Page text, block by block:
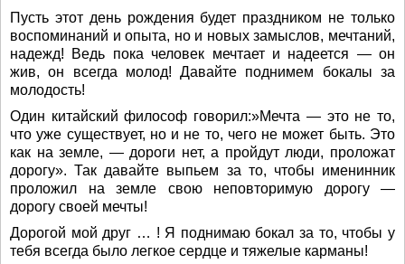
Пусть этот день рождения будет праздником не только
воспоминаний и опыта, но и новых замыслов, мечтаний,
надежд! Ведь пока человек мечтает и надеется — он
жив, он всегда молод! Давайте поднимем бокалы за
молодость!
Один китайский философ говорил:»Мечта — это не то,
что уже существует, но и не то, чего не может быть. Это
как на земле, — дороги нет, а пройдут люди, проложат
дорогу». Так давайте выпьем за то, чтобы именинник
проложил на земле свою неповторимую дорогу —
дорогу своей мечты!
Дорогой мой друг … ! Я поднимаю бокал за то, чтобы у
тебя всегда было легкое сердце и тяжелые карманы!